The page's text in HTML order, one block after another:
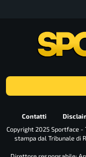
Contatti
Copyright 2025 Sportface
stampa dal Tribunale di